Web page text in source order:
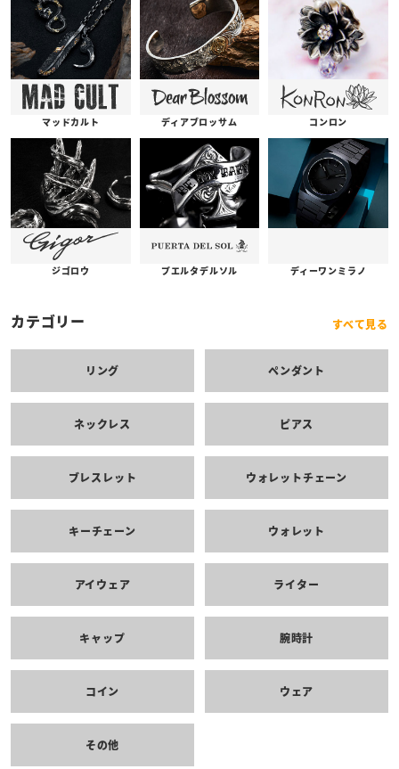
マッドカルト ディアブロッサム コンロン
ジゴロウ プエルタデルソル ディーワンミラノ
カテゴリー すべて見る
リング ペンダント
ネックレス ピアス
ブレスレット ウォレットチェーン
キーチェーン ウォレット
アイウェア ライター
キャップ 腕時計
コイン ウェア
その他